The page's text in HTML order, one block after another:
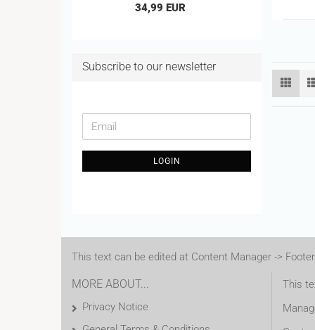
34,99 EUR
Subscribe to our newsletter
CONTINUE
TO
NEWSLETTER
SUBSCRIPTION
Email
LOGIN
This text can be edited at Content Manager ->
MORE ABOUT...
Privacy Notice
This